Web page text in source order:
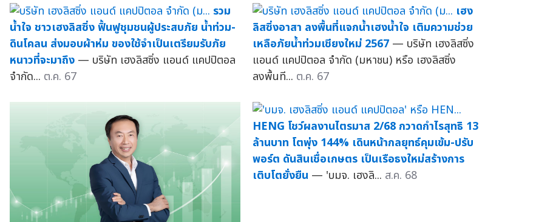
รวม
น้ำใจ ชาวเฮงลิสซิ่ง ฟื้นฟูชุมชนผู้ประสบภัย น้ำท่วม-
ดินโคลน ส่งมอบผ้าห่ม ของใช้จำเป็นเตรียมรับภัย
หนาวที่จะมาถึง — บริษัท เฮงลิสซิ่ง แอนด์ แคปปิตอล
จำกัด... ต.ค. 67
เฮง
ลิสซิ่งอาสา ลงพื้นที่แจกน้ำเฮงน้ำใจ เติมความช่วย
เหลือภัยน้ำท่วมเชียงใหม่ 2567 — บริษัท เฮงลิสซิ่ง
แอนด์ แคปปิตอล จำกัด (มหาชน) หรือ เฮงลิสซิ่ง
ลงพื้นที... ต.ค. 67
HENG โชว์ผลงานไตรมาส 2/68 กวาดกำไรสุทธิ 13
ล้านบาท โตพุ่ง 144% เดินหน้ากลยุทธ์คุมเข้ม-ปรับ
พอร์ต ดันสินเชื่อเกษตร เป็นเรือธงใหม่สร้างการ
เติบโตยั่งยืน — 'บมจ. เฮงลิ... ส.ค. 68